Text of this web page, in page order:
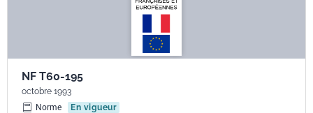
NF T60-195
octobre 1993
Norme
En vigueur